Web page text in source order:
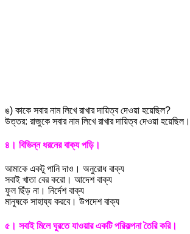
ঙ) কাকে সবার নাম লিখে রাখার দায়িত্ব দেওয়া হয়েছিল?
উত্তর: রাজুকে সবার নাম লিখে রাখার দায়িত্ব দেওয়া হয়েছিল।
৪। বিভিন্ন ধরনের বাক্য পড়ি।
আমাকে একটু পানি দাও। অনুরোধ বাক্য
সবাই খাতা বের করো। আদেশ বাক্য
ফুল ছিঁড় না। নির্দেশ বাক্য
মানুষকে সাহায্য করবে। উপদেশ বাক্য
৫। সবাই মিলে ঘুরতে যাওয়ার একটি পরিকল্পনা তৈরি করি।